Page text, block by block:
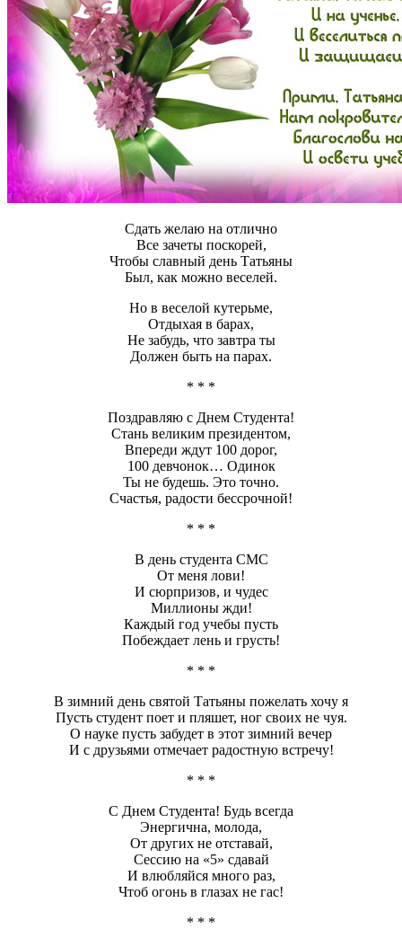
Сдать желаю на отлично
Все зачеты поскорей,
Чтобы славный день Татьяны
Был, как можно веселей.
Но в веселой кутерьме,
Отдыхая в барах,
Не забудь, что завтра ты
Должен быть на парах.
* * *
Поздравляю с Днем Студента!
Стань великим президентом,
Впереди ждут 100 дорог,
100 девчонок… Одинок
Ты не будешь. Это точно.
Счастья, радости бессрочной!
* * *
В день студента СМС
От меня лови!
И сюрпризов, и чудес
Миллионы жди!
Каждый год учебы пусть
Побеждает лень и грусть!
* * *
В зимний день святой Татьяны пожелать хочу я
Пусть студент поет и пляшет, ног своих не чуя.
О науке пусть забудет в этот зимний вечер
И с друзьями отмечает радостную встречу!
* * *
С Днем Студента! Будь всегда
Энергична, молода,
От других не отставай,
Сессию на «5» сдавай
И влюбляйся много раз,
Чтоб огонь в глазах не гас!
* * *